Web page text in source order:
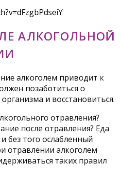
АЛКОГОЛЬНОЙ
алкоголем приводит к
позаботиться о
и восстановиться.
отравления?
после отравления? Еда
без того ослабленный
отравлении алкоголем
таких правил